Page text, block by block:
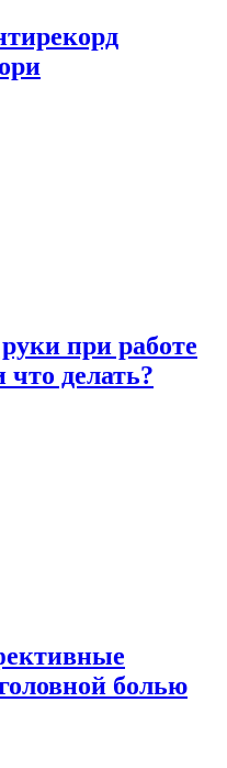
при работе
делать?
болью